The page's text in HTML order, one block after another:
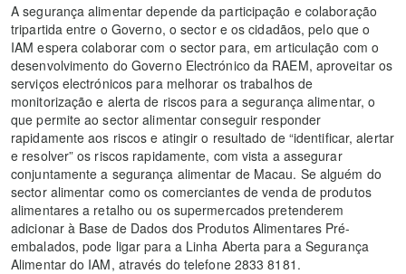
A segurança alimentar depende da participação e colaboração
tripartida entre o Governo, o sector e os cidadãos, pelo que o
IAM espera colaborar com o sector para, em articulação com o
desenvolvimento do Governo Electrónico da RAEM, aproveitar os
serviços electrónicos para melhorar os trabalhos de
monitorização e alerta de riscos para a segurança alimentar, o
que permite ao sector alimentar conseguir responder
rapidamente aos riscos e atingir o resultado de “identificar, alertar
e resolver” os riscos rapidamente, com vista a assegurar
conjuntamente a segurança alimentar de Macau. Se alguém do
sector alimentar como os comerciantes de venda de produtos
alimentares a retalho ou os supermercados pretenderem
adicionar à Base de Dados dos Produtos Alimentares Pré-
embalados, pode ligar para a Linha Aberta para a Segurança
Alimentar do IAM, através do telefone 2833 8181.